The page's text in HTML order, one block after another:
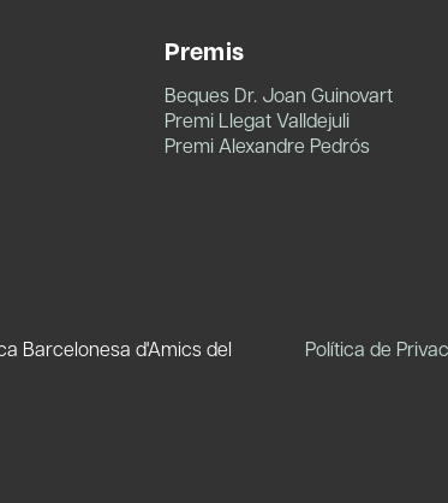
Premis
Beques Dr. Joan Guinovart
Premi Llegat Valldejuli
Premi Alexandre Pedrós
Barcelonesa d'Amics del
Política de